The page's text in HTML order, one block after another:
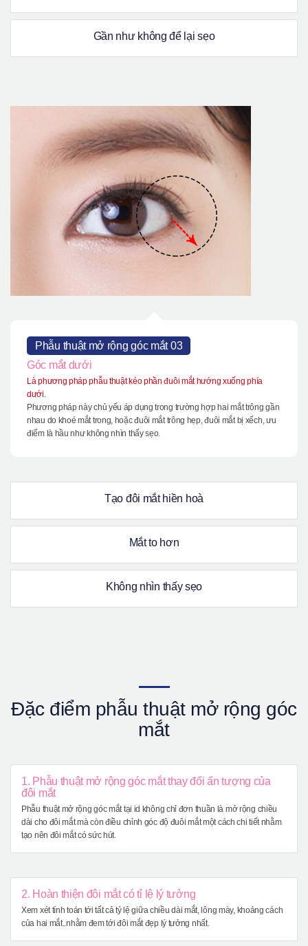
Gần như không để lại sẹo
Phẫu thuật mở rộng góc mắt 03
Góc mắt dưới
Là phương pháp phẫu thuật kéo phần đuôi mắt hướng xuống phía
dưới.
Phương pháp này chủ yếu áp dụng trong trường hợp hai mắt trông gần
nhau do khoé mắt trong, hoặc đuôi mắt trông hẹp, đuôi mắt bị xếch, ưu
điểm là hầu như không nhìn thấy sẹo.
Tạo đôi mắt hiền hoà
Mắt to hơn
Không nhìn thấy sẹo
Đặc điểm phẫu thuật mở rộng góc
mắt
1. Phẫu thuật mở rộng góc mắt thay đổi ấn tượng của
đôi mắt
Phẫu thuật mở rộng góc mắt tại id không chỉ đơn thuần là mở rộng chiều
dài cho đôi mắt mà còn điều chỉnh góc độ đuôi mắt một cách chi tiết nhằm
tạo nên đôi mắt có sức hút.
2. Hoàn thiện đôi mắt có tỉ lệ lý tưởng
Xem xét tính toán tới tất cả tỷ lệ giữa chiều dài mắt, lông mày, khoảng cách
của hai mắt..nhằm đem tới đôi mắt đẹp lý tưởng nhất.